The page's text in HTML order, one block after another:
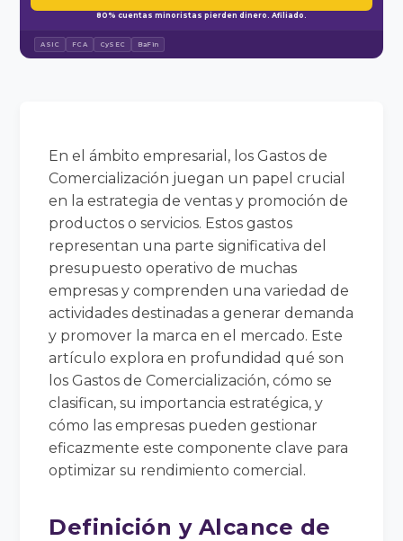
80% cuentas minoristas pierden dinero. Afiliado.
ASIC FCA CySEC BaFin
En el ámbito empresarial, los Gastos de
Comercialización juegan un papel crucial
en la estrategia de ventas y promoción de
productos o servicios. Estos gastos
representan una parte significativa del
presupuesto operativo de muchas
empresas y comprenden una variedad de
actividades destinadas a generar demanda
y promover la marca en el mercado. Este
artículo explora en profundidad qué son
los Gastos de Comercialización, cómo se
clasifican, su importancia estratégica, y
cómo las empresas pueden gestionar
eficazmente este componente clave para
optimizar su rendimiento comercial.
Definición y Alcance de